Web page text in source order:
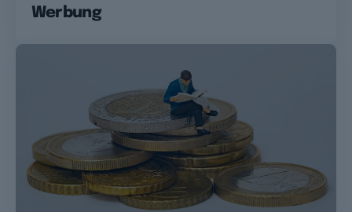
Werbung